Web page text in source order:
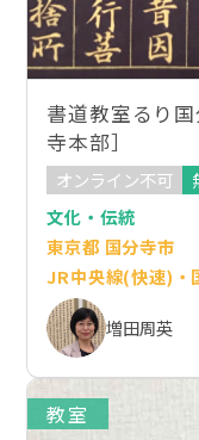
書道教室るり
寺本部］
オンライン不可
文化・伝統
東京都 国分寺市
JR中央線(快速)・
増田周英
教室